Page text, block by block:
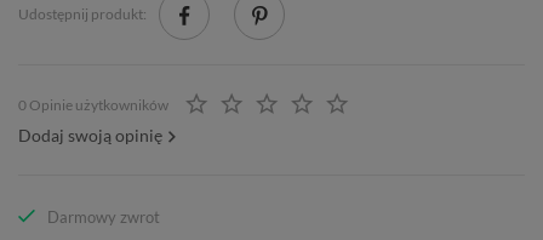
Udostępnij produkt:
0 Opinie użytkowników
Dodaj swoją opinię
Darmowy zwrot